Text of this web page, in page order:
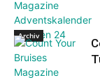
Archiv